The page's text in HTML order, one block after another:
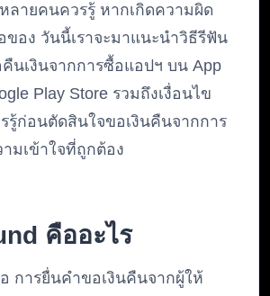
ลายคนควรรู้ หากเกิดความผิด
อง วันนี้เราจะมาแนะนำวิธีรีฟัน
นเงินจากการซื้อแอปฯ บน App
Play Store รวมถึงเงื่อนไข
รู้ก่อนตัดสินใจขอเงินคืนจากการ
ามเข้าใจที่ถูกต้อง
คืออะไร
การยื่นคำขอเงินคืนจากผู้ให้